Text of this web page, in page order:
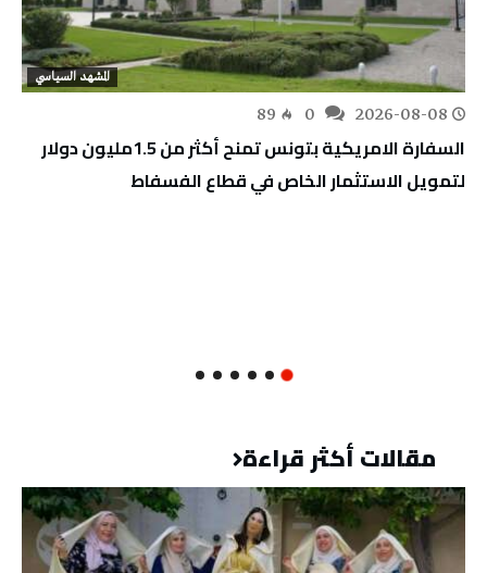
المشهد السياسي
2026-08-08
89
السفارة الامريكية بتونس تمنح أكثر من 1.5مليون دولار
لتمويل الاستثمار الخاص في قطاع الفسفاط
مقالات أكثر قراءة